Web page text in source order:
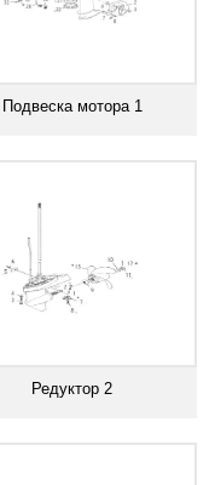
Подвеска мотора 1
Редуктор 2